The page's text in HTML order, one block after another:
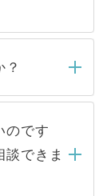
開してい
る医療機
到する場
た人材の
スが増え
ありませ
いただい
内定先へ
ーが行い
ませんの
らの登録
情報は、
職活動の
預かりし
のです
できま